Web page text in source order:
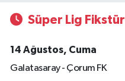
Süper Lig Fikstür
14 Ağustos, Cuma
Galatasaray - Çorum FK